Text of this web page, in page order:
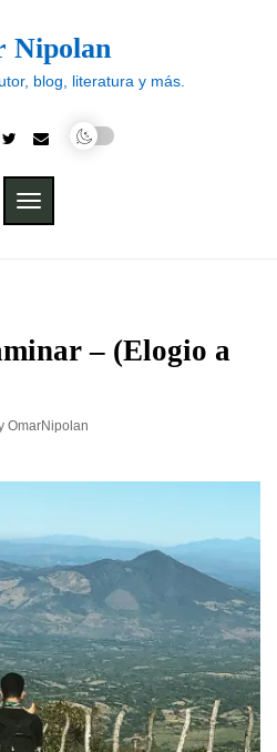
Nipolan
blog, literatura y más.
TOGGLE
NAVIGATION
– (Elogio a
OmarNipolan